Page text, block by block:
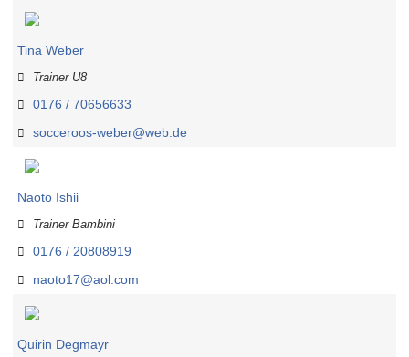
Tina Weber
Trainer U8
0176 / 70656633
socceroos-weber@web.de
Naoto Ishii
Trainer Bambini
0176 / 20808919
naoto17@aol.com
Quirin Degmayr